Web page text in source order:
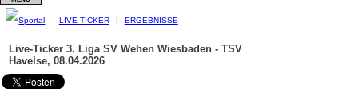
LIVE-TICKER | ERGEBNISSE
Live-Ticker 3. Liga SV Wehen Wiesbaden - TSV
Havelse, 08.04.2026